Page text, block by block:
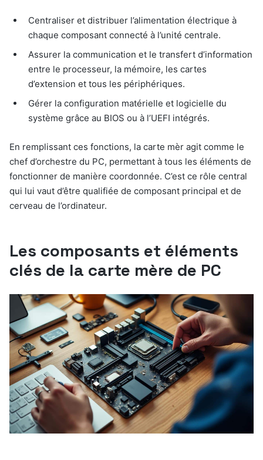
Centraliser et distribuer l’alimentation électrique à
chaque composant connecté à l’unité centrale.
Assurer la communication et le transfert d’information
entre le processeur, la mémoire, les cartes
d’extension et tous les périphériques.
Gérer la configuration matérielle et logicielle du
système grâce au BIOS ou à l’UEFI intégrés.
En remplissant ces fonctions, la carte mèr agit comme le
chef d’orchestre du PC, permettant à tous les éléments de
fonctionner de manière coordonnée. C’est ce rôle central
qui lui vaut d’être qualifiée de composant principal et de
cerveau de l’ordinateur.
Les composants et éléments
clés de la carte mère de PC